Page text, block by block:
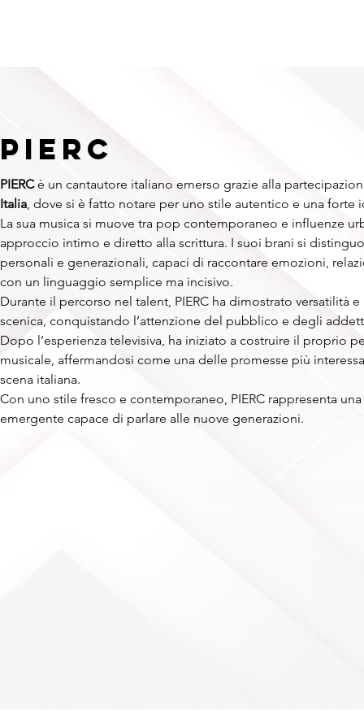
PIERC
PIERC è un cantautore italiano emerso grazie alla
Italia, dove si è fatto notare per uno stile autentico e una forte
La sua musica si muove tra pop contemporaneo e influenze
approccio intimo e diretto alla scrittura. I suoi brani si
personali e generazionali, capaci di raccontare emozioni,
con un linguaggio semplice ma incisivo.
Durante il percorso nel talent, PIERC ha dimostrato versatilità
scenica, conquistando l’attenzione del pubblico e degli
Dopo l’esperienza televisiva, ha iniziato a costruire il proprio
musicale, affermandosi come una delle promesse più
scena italiana.
Con uno stile fresco e contemporaneo, PIERC rappresenta
emergente capace di parlare alle nuove generazioni.